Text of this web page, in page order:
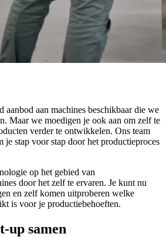
aanbod aan machines beschikbaar die we
Maar we moedigen je ook aan om zelf te
verder te ontwikkelen. Ons team
je stap voor stap door het productieproces
op het gebied van
door het zelf te ervaren. Je kunt nu
en zelf komen uitproberen welke
is voor je productiebehoeften.
up samen